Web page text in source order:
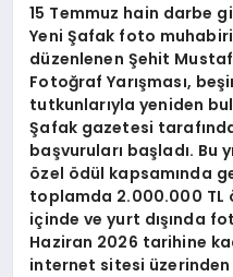
15 Temmuz hain darbe
Yeni Şafak foto
düzenlenen Şehit
Fotoğraf Yarışması,
tutkunlarıyla yeniden
Şafak gazetesi
başvuruları başladı.
özel ödül kapsamında
toplamda 2.000.000 TL
içinde ve yurt dışında
Haziran 2026 tarihine
internet sitesi